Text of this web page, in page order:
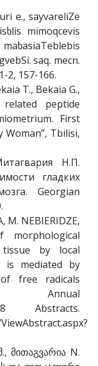
e., sayvareliZe
mimoqcevis
saq. mecn.
2, 157-166.
T., Bekaia G.,
peptide
First
Tbilisi,
Н.П.
гладких
Georgian
M. NEBIERIDZE,
by local
is mediated by
free radicals
Annual
Abstracts.
მითაგვარია N.